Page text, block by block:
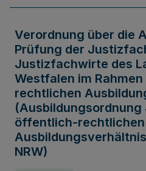
Verordnung über die
Prüfung der
Justizfachwirte des
Westfalen im
rechtlichen
(Ausbildungsordnung
öffentlich-rechtlichen
NRW)